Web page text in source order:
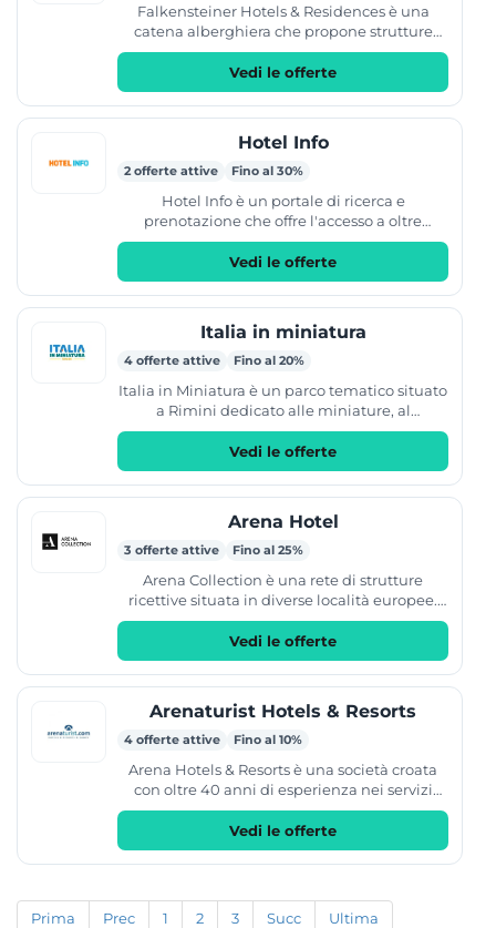
Falkensteiner Hotels & Residences è una
catena alberghiera che propone strutture
ricettive in Austria, Italia, Croazia, Repubblica
Ceca e...
Vedi le offerte
Hotel Info
2 offerte attive Fino al 30%
Hotel Info è un portale di ricerca e
prenotazione che offre l'accesso a oltre
300.000 hotel, appartamenti e B&B in tutto il
mondo. Il servizio...
Vedi le offerte
Italia in miniatura
4 offerte attive Fino al 20%
Italia in Miniatura è un parco tematico situato
a Rimini dedicato alle miniature, al
divertimento e alla didattica. La struttura
propone la...
Vedi le offerte
Arena Hotel
3 offerte attive Fino al 25%
Arena Collection è una rete di strutture
ricettive situata in diverse località europee.
L'offerta comprende hotel, resort e
campeggi...
Vedi le offerte
Arenaturist Hotels & Resorts
4 offerte attive Fino al 10%
Arena Hotels & Resorts è una società croata
con oltre 40 anni di esperienza nei servizi
turistici. L'offerta comprende hotel, resort e
appartamenti...
Vedi le offerte
Prima Prec 1 2 3 Succ Ultima